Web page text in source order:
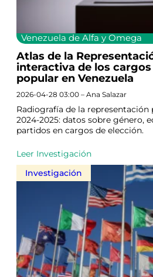
Venezuela de Alfa y Omega
Atlas de la
interactiva de los
popular en Venezuela
2026-04-28 03:00 – Ana Salazar
Radiografía de la representación
2024-2025: datos sobre género,
partidos en cargos de elección.
Leer Investigación
Investigación